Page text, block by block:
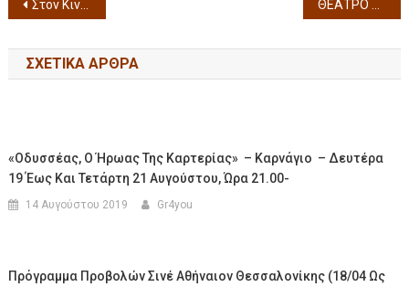
Στον Κινηματογράφο «ΗΛΥΣΙΑ» της Αλεξανδρούπολης από την Πέμπτη 20/2 έως και την Τετάρτη 26/2
ΣΧΕΤΙΚΆ ΆΡΘΡΑ
«Οδυσσέας, Ο Ήρωας Της Καρτερίας» – Καρνάγιο – Δευτέρα
19 Έως Και Τετάρτη 21 Αυγούστου, Ώρα 21.00-
14 Αυγούστου 2019 Gr4you
Πρόγραμμα Προβολών Σινέ Αθήναιον Θεσσαλονίκης (18/04 Ως